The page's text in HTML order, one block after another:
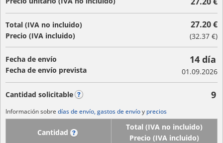
Total (IVA no incluido)
Precio (IVA incluido)
27.20 €
(32.37 €)
Fecha de envío
Fecha de envío prevista
14 día
01.09.2026
Cantidad solicitable 9
Información sobre días de envío, gastos de envíoy precios
Cantidad
Total (IVA no incluido)
Precio (IVA incluido)